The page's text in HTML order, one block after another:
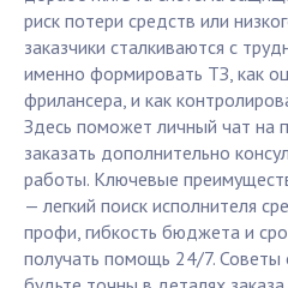
риск потери средств или
заказчики сталкиваются с
именно формировать ТЗ, как
фрилансера, и как
Здесь поможет личный чат на
заказать дополнительно
работы. Ключевые
— легкий поиск исполнителя
профи, гибкость бюджета и
получать помощь 24/7.